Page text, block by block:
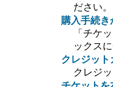
ださい。
購入手続
「チケ
ックス
クレジッ
クレジ